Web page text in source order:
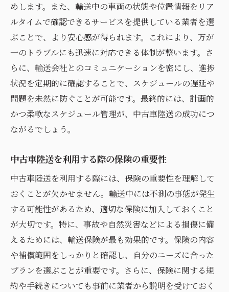
法
陸送サービス利用時のリスクとデメリット
業者選びで中立的なアプローチを取る
複数業者の比較で見る長所と短所
ユーザーの声から見る実際の利点
適切なサービス選択のための情報収集
中古車を無事に届けるための陸送の秘訣
輸送中の車両保護に欠かせないポイント
ン
安全な輸送を実現する運搬計画の立て方
事前準備でトラブルを回避する方法
輸送途中のチェックがもたらす安心
車両到着後の検査と確認作業
中古車陸送時に重視すべきセキュリティ対策
中古車陸送のセキュリティリスクとその対
策
めします。また、輸送中の車両の状態や位置情報をリア
ルタイムで確認できるサービスを提供している業者を選
ぶことで、より安心感が得られます。これにより、万が
一のトラブルにも迅速に対応できる体制が整います。さ
らに、輸送会社とのコミュニケーションを密にし、進捗
状況を定期的に確認することで、スケジュールの遅延や
問題を未然に防ぐことが可能です。最終的には、計画的
かつ柔軟なスケジュール管理が、中古車陸送の成功につ
ながるでしょう。
中古車陸送を利用する際の保険の重要性
中古車陸送を利用する際には、保険の重要性を理解して
おくことが欠かせません。輸送中には不測の事態が発生
する可能性があるため、適切な保険に加入しておくこと
が大切です。特に、事故や自然災害などによる損傷に備
えるためには、輸送保険が最も効果的です。保険の内容
や補償範囲をしっかりと確認し、自分のニーズに合った
プランを選ぶことが重要です。さらに、保険に関する規
約や手続きについても事前に業者から説明を受けておく